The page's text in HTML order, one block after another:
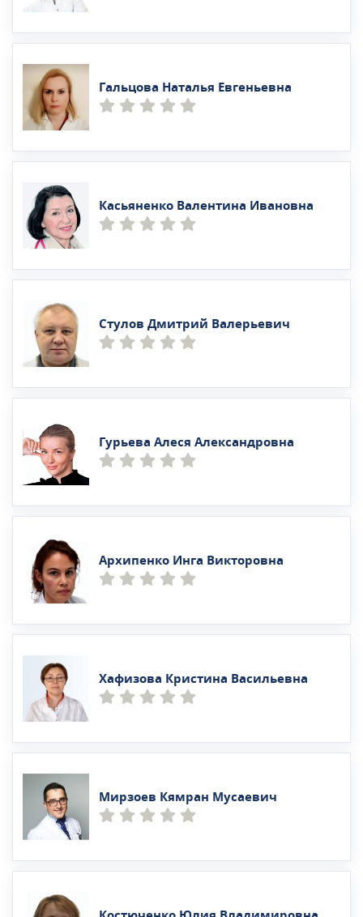
Гальцова Наталья Евгеньевна
Касьяненко Валентина Ивановна
Стулов Дмитрий Валерьевич
Гурьева Алеся Александровна
Архипенко Инга Викторовна
Хафизова Кристина Васильевна
Мирзоев Кямран Мусаевич